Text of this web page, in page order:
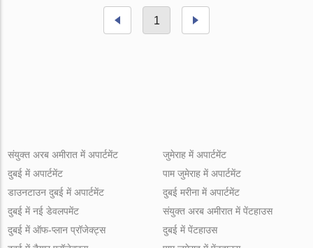
1
संयुक्त अरब अमीरात में अपार्टमेंट
दुबई में अपार्टमेंट
डाउनटाउन दुबई में अपार्टमेंट
जुमेराह में अपार्टमेंट
पाम जुमेराह में अपार्टमेंट
दुबई मरीना में अपार्टमेंट
दुबई में नई डेवलपमेंट
दुबई में ऑफ-प्लान प्रॉजेक्ट्स
संयुक्त अरब अमीरात में पेंटहाउस
दुबई में पेंटहाउस